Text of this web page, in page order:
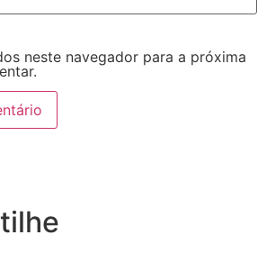
neste navegador para a próxima